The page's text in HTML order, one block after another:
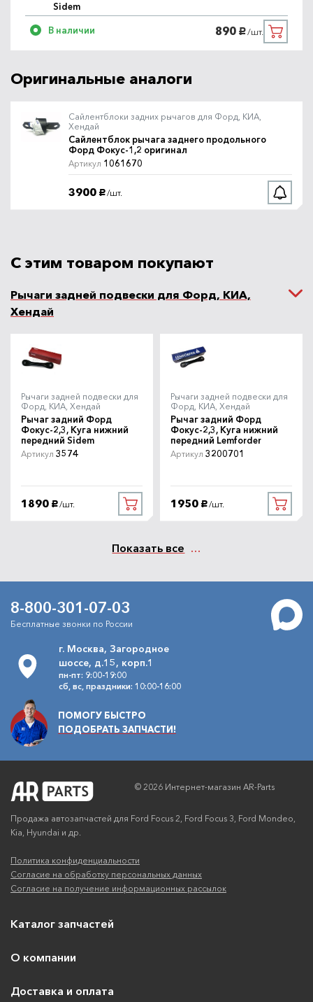
Sidem
В наличии 890 руб./шт.
Оригинальные аналоги
Сайлентблоки задних рычагов для Форд, КИА,
Хендай
Сайлентблок рычага заднего продольного
Форд Фокус-1,2 оригинал
Артикул 1061670
3900 руб. /шт.
С этим товаром покупают
Рычаги задней подвески для Форд, КИА,
Хендай
Рычаги задней подвески для
Форд, КИА, Хендай
Рычаг задний Форд
Фокус-2,3, Куга нижний
передний Sidem
Артикул 3574
1890 руб. /шт.
Рычаги задней подвески для
Форд, КИА, Хендай
Рычаг задний Форд
Фокус-2,3, Куга нижний
передний Lemforder
Артикул 3200701
1950 руб. /шт.
Показать все
8-800-301-07-03
Бесплатные звонки по России
г. Москва, Загородное
шоссе, д.15, корп.1
пн-пт: 9:00-19:00
сб, вс, праздники: 10:00-16:00
ПОМОГУ БЫСТРО
ПОДОБРАТЬ ЗАПЧАСТИ!
© 2026 Интернет-магазин AR-Parts
Продажа автозапчастей для Ford Focus 2, Ford Focus 3, Ford Mondeo,
Kia, Hyundai и др.
Политика конфиденциальности
Согласие на обработку персональных данных
Согласие на получение информационных рассылок
Каталог запчастей
О компании
Доставка и оплата